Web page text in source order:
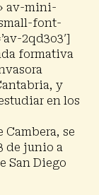
av-mini-
font-
2qd3o3′]
formativa
y
en los
se
de junio a
San Diego